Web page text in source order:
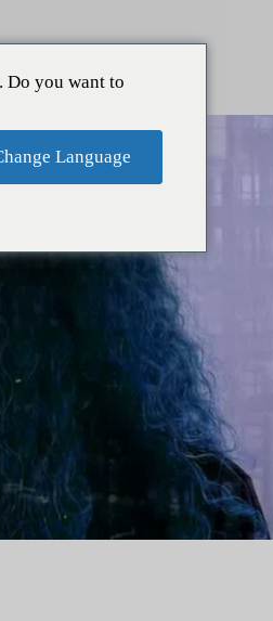
Do you want to
Language